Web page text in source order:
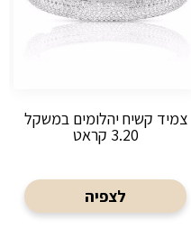
צמיד קשיח יהלומים במשקל
3.20 קראט
לצפיה